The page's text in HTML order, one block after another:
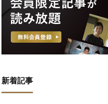
新着記事